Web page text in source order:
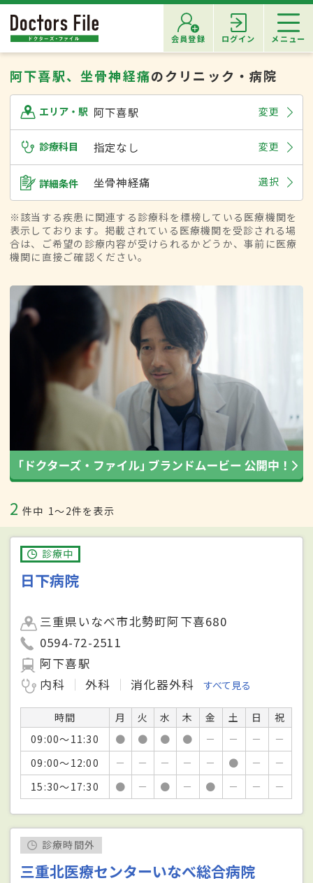
会員登録 ログイン メニュー
阿下喜駅、坐骨神経痛のクリニック・病院
エリア・駅 阿下喜駅 変更
診療科目 指定なし 変更
詳細条件 坐骨神経痛 選択
※該当する疾患に関連する診療科を標榜している医療機関を
表示しております。掲載されている医療機関を受診される場
合は、ご希望の診療内容が受けられるかどうか、事前に医療
機関に直接ご確認ください。
2 件中 1〜2件を表示
診療中
日下病院
三重県いなべ市北勢町阿下喜680
0594-72-2511
阿下喜駅
内科
外科 消化器外科 すべて見る
時間 月 火 水 木 金 土 日
祝
09:00～11:30
● ● ● ● － － －
－
09:00～12:00
－ － － － － ● －
－
15:30～17:30
● － ● － ● － － －
診療時間外
三重北医療センターいなべ総合病院